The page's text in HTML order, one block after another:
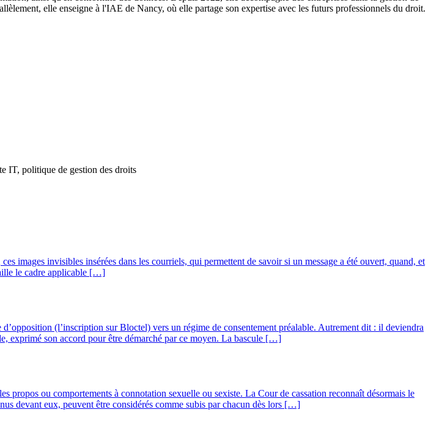
elle enseigne à l'IAE de Nancy, où elle partage son expertise avec les futurs professionnels du droit.
IT, politique de gestion des droits
images invisibles insérées dans les courriels, qui permettent de savoir si un message a été ouvert, quand, et
le cadre applicable […]
(l’inscription sur Bloctel) vers un régime de consentement préalable. Autrement dit : il deviendra
exprimé son accord pour être démarché par ce moyen. La bascule […]
propos ou comportements à connotation sexuelle ou sexiste. La Cour de cassation reconnaît désormais le
devant eux, peuvent être considérés comme subis par chacun dès lors […]